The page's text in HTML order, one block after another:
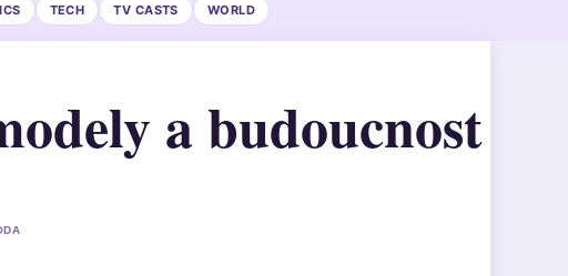
TECH TV CASTS WORLD
a budoucnost